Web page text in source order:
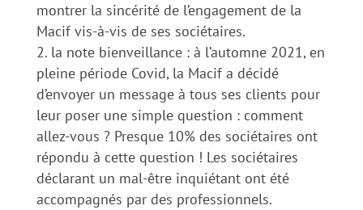
montrer la sincérité de l’engagement de la
Macif vis-à-vis de ses sociétaires.
la note bienveillance : à l’automne 2021, en
pleine période Covid, la Macif a décidé
d’envoyer un message à tous ses clients pour
leur poser une simple question : comment
allez-vous ? Presque 10% des sociétaires ont
répondu à cette question ! Les sociétaires
déclarant un mal-être inquiétant ont été
accompagnés par des professionnels.